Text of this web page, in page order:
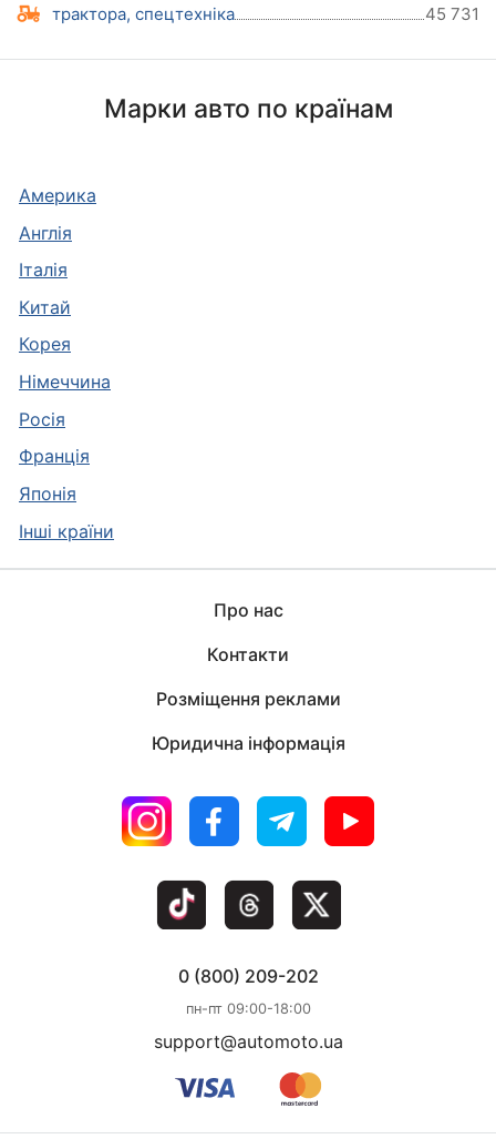
трактора, спецтехніка 45 731
Марки авто по країнам
Америка
Англія
Італія
Китай
Корея
Німеччина
Росія
Франція
Японія
Інші країни
Про нас
Контакти
Розміщення реклами
Юридична інформація
0 (800) 209-202
пн-пт 09:00-18:00
support@automoto.ua